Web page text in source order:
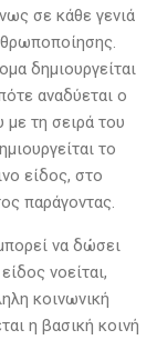
σε κάθε γενιά
δημιουργείται
αναδύεται ο
με τη σειρά του
το
είδος, στο
παράγοντας.
να δώσει
νοείται,
κοινωνική
η βασική κοινή